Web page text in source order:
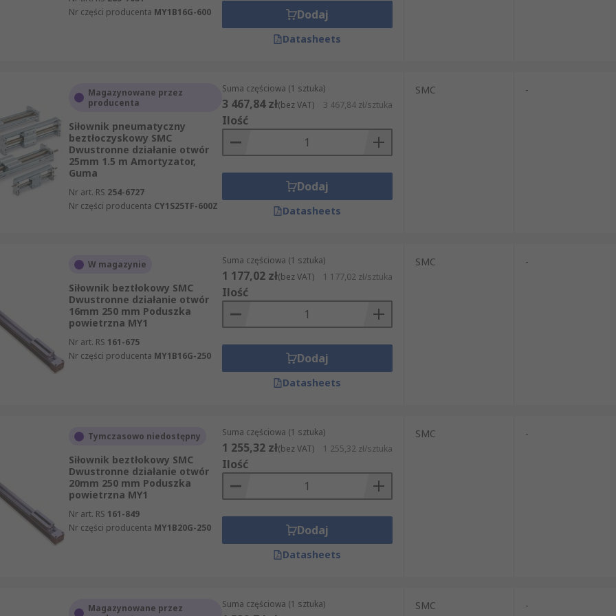
Nr części producenta MY1B16G-600 Dodaj
Datasheets
Magazynowane przez
producenta
Siłownik pneumatyczny
beztłoczyskowy SMC
Dwustronne działanie otwór
25mm 1.5 m Amortyzator,
Guma
Nr art. RS 254-6727
Nr części producenta CY1S25TF-600Z
Suma częściowa (1 sztuka)
3 467,84 zł(bez VAT) 3 467,84 zł/sztuka
Ilość
Dodaj
Datasheets
SMC -
W magazynie
Siłownik beztłokowy SMC
Dwustronne działanie otwór
16mm 250 mm Poduszka
powietrzna MY1
Nr art. RS 161-675
Nr części producenta MY1B16G-250
Suma częściowa (1 sztuka)
1 177,02 zł(bez VAT) 1 177,02 zł/sztuka
Ilość
Dodaj
Datasheets
SMC -
Tymczasowo niedostępny
Siłownik beztłokowy SMC
Dwustronne działanie otwór
20mm 250 mm Poduszka
powietrzna MY1
Nr art. RS 161-849
Nr części producenta MY1B20G-250
Suma częściowa (1 sztuka)
1 255,32 zł(bez VAT) 1 255,32 zł/sztuka
Ilość
Dodaj
Datasheets
SMC -
Magazynowane przez
Suma częściowa (1 sztuka) SMC -